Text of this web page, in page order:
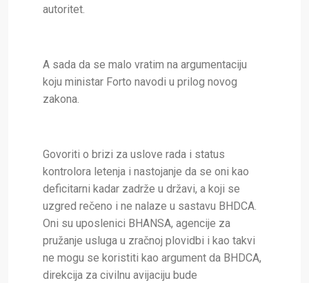
autoritet.
A sada da se malo vratim na argumentaciju
koju ministar Forto navodi u prilog novog
zakona.
Govoriti o brizi za uslove rada i status
kontrolora letenja i nastojanje da se oni kao
deficitarni kadar zadrže u državi, a koji se
uzgred rečeno i ne nalaze u sastavu BHDCA.
Oni su uposlenici BHANSA, agencije za
pružanje usluga u zračnoj plovidbi i kao takvi
ne mogu se koristiti kao argument da BHDCA,
direkcija za civilnu avijaciju bude